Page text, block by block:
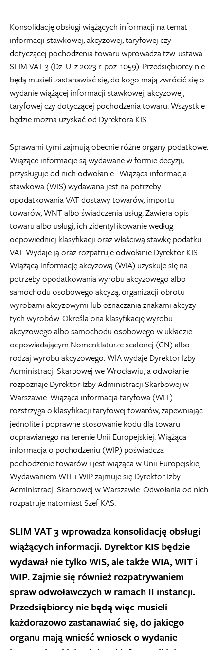
Konsolidację obsługi wiążących informacji na temat
informacji stawkowej, akcyzowej, taryfowej czy
dotyczącej pochodzenia towaru wprowadza tzw. ustawa
SLIM VAT 3 (Dz. U. z 2023 r. poz. 1059). Przedsiębiorcy nie
będą musieli zastanawiać się, do kogo mają zwrócić się o
wydanie wiążącej informacji stawkowej, akcyzowej,
taryfowej czy dotyczącej pochodzenia towaru. Wszystkie
będzie można uzyskać od Dyrektora KIS.
Sprawami tymi zajmują obecnie różne organy podatkowe.
Wiążące informacje są wydawane w formie decyzji,
przysługuje od nich odwołanie. Wiążąca informacja
stawkowa (WIS) wydawana jest na potrzeby
opodatkowania VAT dostawy towarów, importu
towarów, WNT albo świadczenia usług. Zawiera opis
towaru albo usługi, ich zidentyfikowanie według
odpowiedniej klasyfikacji oraz właściwą stawkę podatku
VAT. Wydaje ją oraz rozpatruje odwołanie Dyrektor KIS.
Wiążącą informację akcyzową (WIA) uzyskuje się na
potrzeby opodatkowania wyrobu akcyzowego albo
samochodu osobowego akcyzą, organizacji obrotu
wyrobami akcyzowymi lub oznaczania znakami akcyzy
tych wyrobów. Określa ona klasyfikację wyrobu
akcyzowego albo samochodu osobowego w układzie
odpowiadającym Nomenklaturze scalonej (CN) albo
rodzaj wyrobu akcyzowego. WIA wydaje Dyrektor Izby
Administracji Skarbowej we Wrocławiu, a odwołanie
rozpoznaje Dyrektor Izby Administracji Skarbowej w
Warszawie. Wiążąca informacja taryfowa (WIT)
rozstrzyga o klasyfikacji taryfowej towarów, zapewniając
jednolite i poprawne stosowanie kodu dla towaru
odprawianego na terenie Unii Europejskiej. Wiążąca
informacja o pochodzeniu (WIP) poświadcza
pochodzenie towarów i jest wiążąca w Unii Europejskiej.
Wydawaniem WIT i WIP zajmuje się Dyrektor Izby
Administracji Skarbowej w Warszawie. Odwołania od nich
rozpatruje natomiast Szef KAS.
SLIM VAT 3 wprowadza konsolidację obsługi
wiążących informacji. Dyrektor KIS będzie
wydawał nie tylko WIS, ale także WIA, WIT i
WIP. Zajmie się również rozpatrywaniem
spraw odwoławczych w ramach II instancji.
Przedsiębiorcy nie będą więc musieli
każdorazowo zastanawiać się, do jakiego
organu mają wnieść wniosek o wydanie